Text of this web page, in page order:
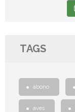
TAGS
abono
aves